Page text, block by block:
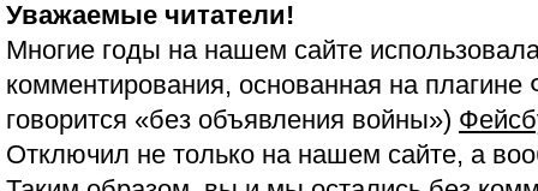
Уважаемые читатели!
Многие годы на нашем сайте
комментирования, основанная на
говорится «без объявления войны»)
Отключил не только на нашем сайте, а